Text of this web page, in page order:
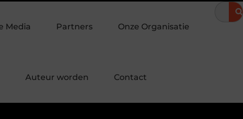
zomeravond Hoe een landingspagina laten maken bijdraagt aan
Media Partners Onze Organisatie
Auteur worden Contact